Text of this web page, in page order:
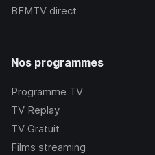
BFMTV direct
Nos programmes
Programme TV
TV Replay
TV Gratuit
Films streaming